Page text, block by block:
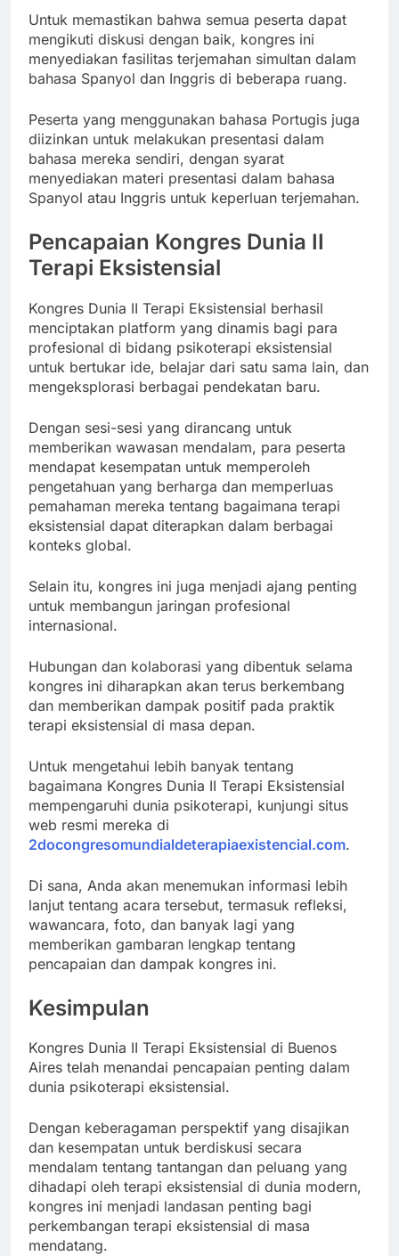
Untuk memastikan bahwa semua peserta dapat
mengikuti diskusi dengan baik, kongres ini
menyediakan fasilitas terjemahan simultan dalam
bahasa Spanyol dan Inggris di beberapa ruang.
Peserta yang menggunakan bahasa Portugis juga
diizinkan untuk melakukan presentasi dalam
bahasa mereka sendiri, dengan syarat
menyediakan materi presentasi dalam bahasa
Spanyol atau Inggris untuk keperluan terjemahan.
Pencapaian Kongres Dunia II
Terapi Eksistensial
Kongres Dunia II Terapi Eksistensial berhasil
menciptakan platform yang dinamis bagi para
profesional di bidang psikoterapi eksistensial
untuk bertukar ide, belajar dari satu sama lain, dan
mengeksplorasi berbagai pendekatan baru.
Dengan sesi-sesi yang dirancang untuk
memberikan wawasan mendalam, para peserta
mendapat kesempatan untuk memperoleh
pengetahuan yang berharga dan memperluas
pemahaman mereka tentang bagaimana terapi
eksistensial dapat diterapkan dalam berbagai
konteks global.
Selain itu, kongres ini juga menjadi ajang penting
untuk membangun jaringan profesional
internasional.
Hubungan dan kolaborasi yang dibentuk selama
kongres ini diharapkan akan terus berkembang
dan memberikan dampak positif pada praktik
terapi eksistensial di masa depan.
Untuk mengetahui lebih banyak tentang
bagaimana Kongres Dunia II Terapi Eksistensial
mempengaruhi dunia psikoterapi, kunjungi situs
web resmi mereka di
2docongresomundialdeterapiaexistencial.com.
Di sana, Anda akan menemukan informasi lebih
lanjut tentang acara tersebut, termasuk refleksi,
wawancara, foto, dan banyak lagi yang
memberikan gambaran lengkap tentang
pencapaian dan dampak kongres ini.
Kesimpulan
Kongres Dunia II Terapi Eksistensial di Buenos
Aires telah menandai pencapaian penting dalam
dunia psikoterapi eksistensial.
Dengan keberagaman perspektif yang disajikan
dan kesempatan untuk berdiskusi secara
mendalam tentang tantangan dan peluang yang
dihadapi oleh terapi eksistensial di dunia modern,
kongres ini menjadi landasan penting bagi
perkembangan terapi eksistensial di masa
mendatang.